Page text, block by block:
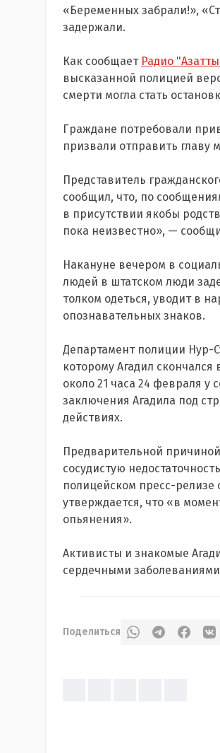
«Беременных забрали!»,
задержали.
Как сообщает Радио
высказанной полицией
смерти могла стать
Граждане потребовали
призвали отправить главу
Представитель
сообщил, что, по
в присутствии якобы
пока неизвестно», —
Накануне вечером в
людей в штатском люди
толком одеться, уводит в
опознавательных знаков.
Департамент полиции Нур-
которому Агадил
около 21 часа 24 февраля
заключения Агадила под
действиях.
Предварительной
сосудистую
полицейском пресс-релизе
утверждается, что «в
опьянения».
Активисты и знакомые
сердечными
Поделиться